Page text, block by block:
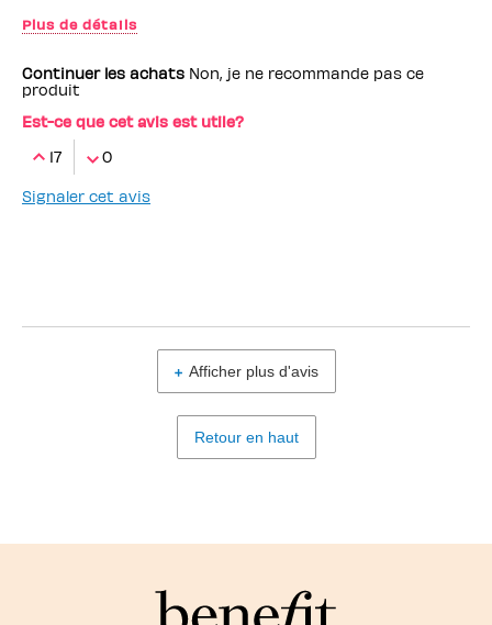
Plus de détails
Continuer les achats Non, je ne recommande pas ce
produit
Est-ce que cet avis est utile?
17
0
Signaler cet avis
Afficher plus d'avis
Retour en haut